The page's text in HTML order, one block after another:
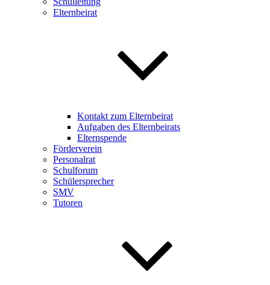
Elternbeirat
Kontakt zum Elternbeirat
Aufgaben des Elternbeirats
Elternspende
Förderverein
Personalrat
Schulforum
Schülersprecher
SMV
Tutoren